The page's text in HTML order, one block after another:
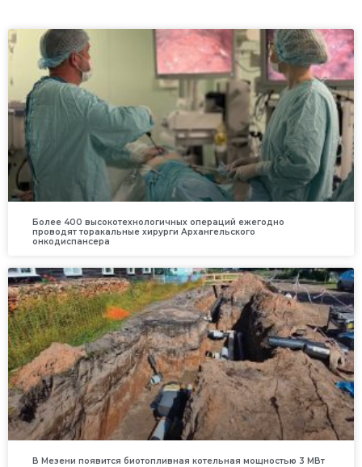
Более 400 высокотехнологичных операций ежегодно
проводят торакальные хирурги Архангельского
онкодиспансера
В Мезени появится биотопливная котельная мощностью 3 МВт